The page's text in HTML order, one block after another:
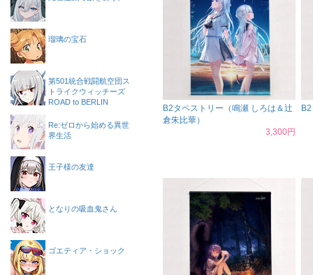
B2タペストリー（鳴瀬 しろは＆辻
倉朱比華）
3,300円
瑠璃の宝石
第501統合戦闘航空団ス
トライクウィッチーズ
ROAD to BERLIN
Re:ゼロから始める異世
界生活
王子様の友達
となりの吸血鬼さん
ゴエティア・ショック